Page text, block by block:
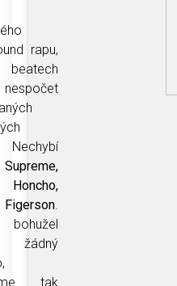
rapu,
beatech
Nechybí
Figerson
žádný
tak